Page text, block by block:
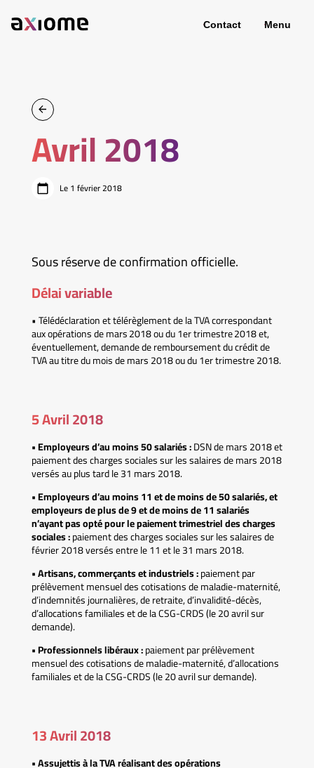
Contact Menu
Avril 2018
Le 1 février 2018
Sous réserve de confirmation officielle.
Délai variable
• Télédéclaration et télérèglement de la TVA correspondant
aux opérations de mars 2018 ou du 1er trimestre 2018 et,
éventuellement, demande de remboursement du crédit de
TVA au titre du mois de mars 2018 ou du 1er trimestre 2018.
5 Avril 2018
• Employeurs d’au moins 50 salariés :DSN de mars 2018 et
paiement des charges sociales sur les salaires de mars 2018
versés au plus tard le 31 mars 2018.
• Employeurs d’au moins 11 et de moins de 50 salariés, et
employeurs de plus de 9 et de moins de 11 salariés
n’ayant pas opté pour le paiement trimestriel des charges
sociales :paiement des charges sociales sur les salaires de
février 2018 versés entre le 11 et le 31 mars 2018.
• Artisans, commerçants et industriels :paiement par
prélèvement mensuel des cotisations de maladie-maternité,
d’indemnités journalières, de retraite, d’invalidité-décès,
d’allocations familiales et de la CSG-CRDS (le 20 avril sur
demande).
• Professionnels libéraux :paiement par prélèvement
mensuel des cotisations de maladie-maternité, d’allocations
familiales et de la CSG-CRDS (le 20 avril sur demande).
13 Avril 2018
• Assujettis à la TVA réalisant des opérations